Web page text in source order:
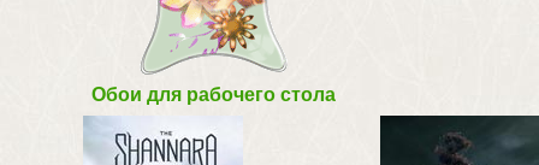
Обои для рабочего стола